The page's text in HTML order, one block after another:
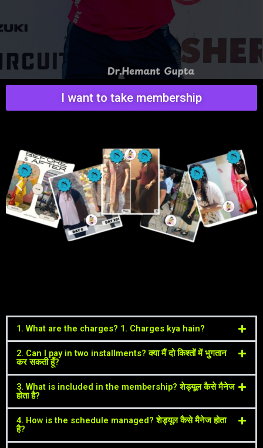
I want to take membership
1. What are the charges? 1. Charges kya hain?
2. Can I pay in two installments? क्या मैं दो किश्तों में भुगतान
कर सकती हूँ?
3. What is included in the membership? शेड्यूल कैसे मैनेज
होता है?
4. How is the schedule managed? शेड्यूल कैसे मैनेज होता
है?